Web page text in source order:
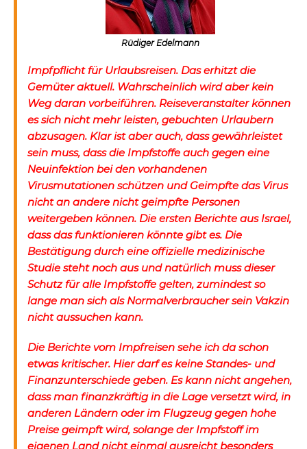
Rüdiger Edelmann
Impfpflicht für Urlaubsreisen. Das erhitzt die
Gemüter aktuell. Wahrscheinlich wird aber kein
Weg daran vorbeiführen. Reiseveranstalter können
es sich nicht mehr leisten, gebuchten Urlaubern
abzusagen. Klar ist aber auch, dass gewährleistet
sein muss, dass die Impfstoffe auch gegen eine
Neuinfektion bei den vorhandenen
Virusmutationen schützen und Geimpfte das Virus
nicht an andere nicht geimpfte Personen
weitergeben können. Die ersten Berichte aus Israel,
dass das funktionieren könnte gibt es. Die
Bestätigung durch eine offizielle medizinische
Studie steht noch aus und natürlich muss dieser
Schutz für alle Impfstoffe gelten, zumindest so
lange man sich als Normalverbraucher sein Vakzin
nicht aussuchen kann.
Die Berichte vom Impfreisen sehe ich da schon
etwas kritischer. Hier darf es keine Standes- und
Finanzunterschiede geben. Es kann nicht angehen,
dass man finanzkräftig in die Lage versetzt wird, in
anderen Ländern oder im Flugzeug gegen hohe
Preise geimpft wird, solange der Impfstoff im
eigenen Land nicht einmal ausreicht besonders